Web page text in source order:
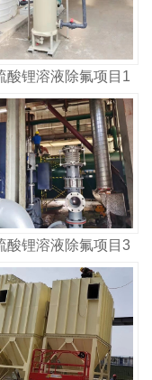
酸锂溶液除氟项目1
酸锂溶液除氟项目3